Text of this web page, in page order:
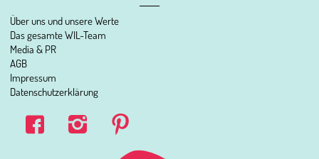
Über uns und unsere Werte
Das gesamte WIL-Team
Media & PR
AGB
Impressum
Datenschutzerklärung